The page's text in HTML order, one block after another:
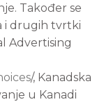
Također se
i drugih tvrtki
Advertising
/, Kanadska
u Kanadi